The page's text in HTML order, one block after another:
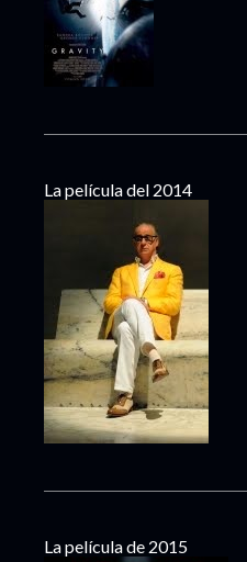
La película del 2014
La película de 2015